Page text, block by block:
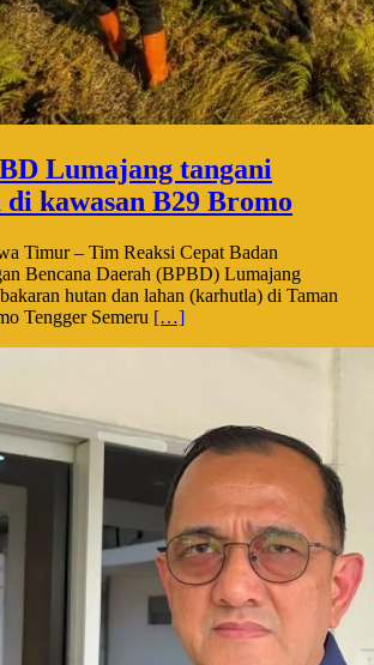
Lumajang tangani
kawasan B29 Bromo
Timur – Tim Reaksi Cepat Badan
Bencana Daerah (BPBD) Lumajang
hutan dan lahan (karhutla) di Taman
Tengger Semeru […]